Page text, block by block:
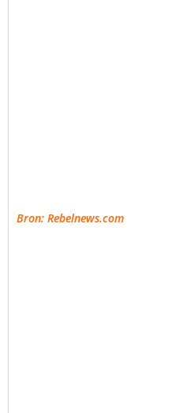
Bron: Rebelnews.com